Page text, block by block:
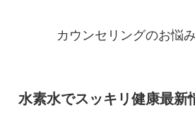
カウンセリングのお悩
水素水でスッキリ健康最新